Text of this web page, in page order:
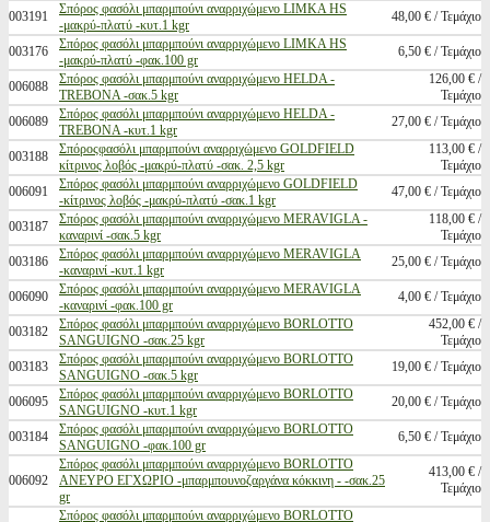
003191
Σπόρος φασόλι μπαρμπούνι αναρριχώμενο LIMKA HS
-μακρύ-πλατύ -κυτ.1 kgr
48,00 € / Τεμάχιο
003176
Σπόρος φασόλι μπαρμπούνι αναρριχώμενο LIMKA HS
-μακρύ-πλατύ -φακ.100 gr
6,50 € / Τεμάχιο
006088
Σπόρος φασόλι μπαρμπούνι αναρριχώμενο HELDA -
TREBONA -σακ.5 kgr
126,00 € /
Τεμάχιο
006089
Σπόρος φασόλι μπαρμπούνι αναρριχώμενο HELDA -
TREBONA -κυτ.1 kgr
27,00 € / Τεμάχιο
003188
Σπόροςφασόλι μπαρμπούνι αναρριχώμενο GOLDFIELD
κίτρινος λοβός -μακρύ-πλατύ -σακ. 2,5 kgr
113,00 € /
Τεμάχιο
006091
Σπόρος φασόλι μπαρμπούνι αναρριχώμενο GOLDFIELD
-κίτρινος λοβός -μακρύ-πλατύ -σακ.1 kgr
47,00 € / Τεμάχιο
003187
Σπόρος φασόλι μπαρμπούνι αναρριχώμενο MERAVIGLA -
καναρινί -σακ.5 kgr
118,00 € /
Τεμάχιο
003186
Σπόρος φασόλι μπαρμπούνι αναρριχώμενο MERAVIGLA
-καναρινί -κυτ.1 kgr
25,00 € / Τεμάχιο
006090
Σπόρος φασόλι μπαρμπούνι αναρριχώμενο MERAVIGLA
-καναρινί -φακ.100 gr
4,00 € / Τεμάχιο
003182
Σπόρος φασόλι μπαρμπούνι αναρριχώμενο BORLOTTO
SANGUIGNO -σακ.25 kgr
452,00 € /
Τεμάχιο
003183
Σπόρος φασόλι μπαρμπούνι αναρριχώμενο BORLOTTO
SANGUIGNO -σακ.5 kgr
19,00 € / Τεμάχιο
006095
Σπόρος φασόλι μπαρμπούνι αναρριχώμενο BORLOTTO
SANGUIGNO -κυτ.1 kgr
20,00 € / Τεμάχιο
003184
Σπόρος φασόλι μπαρμπούνι αναρριχώμενο BORLOTTO
SANGUIGNO -φακ.100 gr
6,50 € / Τεμάχιο
006092
Σπόρος φασόλι μπαρμπούνι αναρριχώμενο BORLOTTO
ΑΝΕΥΡΟ ΕΓΧΩΡΙΟ -μπαρμπουνοζαργάνα κόκκινη - -σακ.25
gr
413,00 € /
Τεμάχιο
Σπόρος φασόλι μπαρμπούνι αναρριχώμενο BORLOTTO